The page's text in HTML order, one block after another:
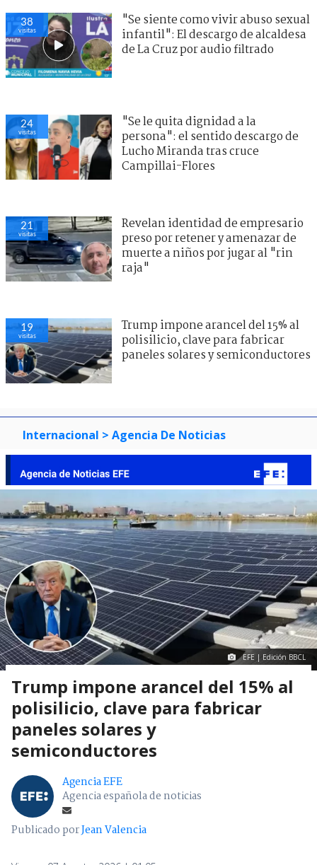
39
visitas
"Se siente como vivir abuso sexual
infantil": El descargo de alcaldesa
de La Cruz por audio filtrado
25
visitas
"Se le quita dignidad a la
persona": el sentido descargo de
Lucho Miranda tras cruce
Campillai-Flores
23
visitas
Revelan identidad de empresario
preso por retener y amenazar de
muerte a niños por jugar al "rin
raja"
17
visitas
Trump impone arancel del 15% al
polisilicio, clave para fabricar
paneles solares y semiconductores
Internacional > Agencia De Noticias
EFE | Edición BBCL
Trump impone arancel del 15% al
polisilicio, clave para fabricar
paneles solares y
semiconductores
Agencia EFE
Agencia española de noticias
Publicado porJean Valencia